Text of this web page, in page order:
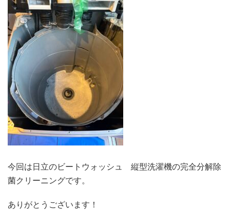
今回は日立のビートウォッシュ 縦型洗濯機の完全分解除
菌クリーニングです。
ありがとうございます！